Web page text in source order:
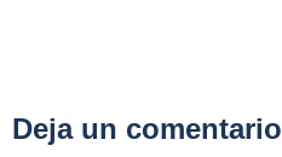
Deja un comentario